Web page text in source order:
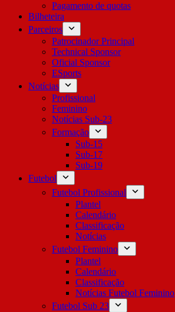
Pagamento de quotas
Bilheteira
Parceiros
Patrocinador Principal
Technical Sponsor
Oficial Sponsor
ESports
Notícias
Profissional
Feminino
Notícias Sub-23
Formação
Sub-15
Sub-17
Sub-19
Futebol
Futebol Profissional
Plantel
Calendário
Classificação
Notícias
Futebol Feminino
Plantel
Calendário
Classificação
Notícias Futebol Feminino
Futebol Sub 23